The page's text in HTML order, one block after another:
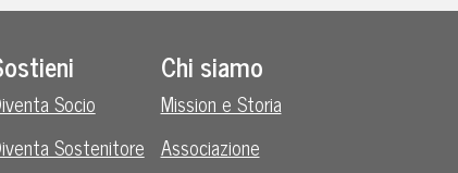
Socio
Sostenitore
Chi siamo
Mission e Storia
Associazione